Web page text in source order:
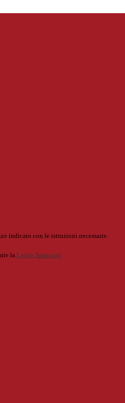
indicato con le istruzioni necessarie.
la Login Spaggiari